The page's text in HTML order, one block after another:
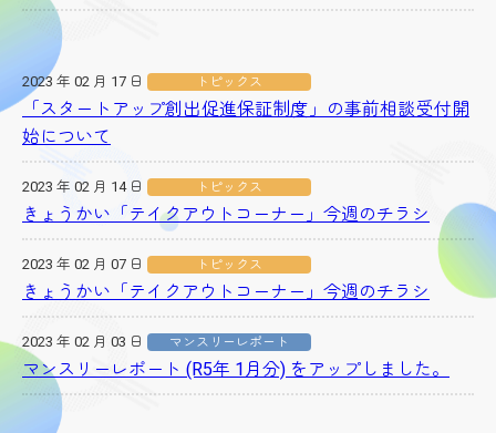
2023 年 02 月 17 日 トピックス
「スタートアップ創出促進保証制度」の事前相談受付開
始について
2023 年 02 月 14 日 トピックス
きょうかい「テイクアウトコーナー」今週のチラシ
2023 年 02 月 07 日 トピックス
きょうかい「テイクアウトコーナー」今週のチラシ
2023 年 02 月 03 日 マンスリーレポート
マンスリーレポート (R5年 1月分) をアップしました。